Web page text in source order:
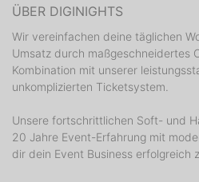
ÜBER DIGINIGHTS
Wir vereinfachen deine täglichen
Umsatz durch maßgeschneidertes
Kombination mit unserer
unkomplizierten Ticketsystem.
Unsere fortschrittlichen Soft- und
20 Jahre Event-Erfahrung mit
dir dein Event Business erfolgreich